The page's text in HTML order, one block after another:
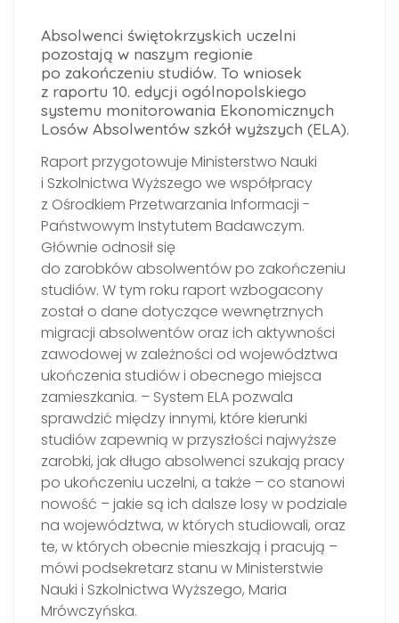
Absolwenci świętokrzyskich uczelni
pozostają w naszym regionie
po zakończeniu studiów. To wniosek
z raportu 10. edycji ogólnopolskiego
systemu monitorowania Ekonomicznych
Losów Absolwentów szkół wyższych (ELA).
Raport przygotowuje Ministerstwo Nauki
i Szkolnictwa Wyższego we współpracy
z Ośrodkiem Przetwarzania Informacji -
Państwowym Instytutem Badawczym.
Głównie odnosił się
do zarobków absolwentów po zakończeniu
studiów. W tym roku raport wzbogacony
został o dane dotyczące wewnętrznych
migracji absolwentów oraz ich aktywności
zawodowej w zależności od województwa
ukończenia studiów i obecnego miejsca
zamieszkania. – System ELA pozwala
sprawdzić między innymi, które kierunki
studiów zapewnią w przyszłości najwyższe
zarobki, jak długo absolwenci szukają pracy
po ukończeniu uczelni, a także – co stanowi
nowość – jakie są ich dalsze losy w podziale
na województwa, w których studiowali, oraz
te, w których obecnie mieszkają i pracują –
mówi podsekretarz stanu w Ministerstwie
Nauki i Szkolnictwa Wyższego, Maria
Mrówczyńska.